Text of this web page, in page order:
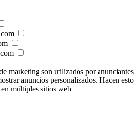
marketing son utilizados por anunciantes
anuncios personalizados. Hacen esto
múltiples sitios web.